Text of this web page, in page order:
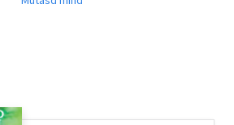
hőstettei Fry könnyed, egyúttal